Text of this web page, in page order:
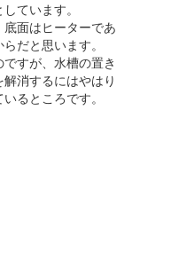
ています。
面はヒーターであ
だと思います。
すが、水槽の置き
消するにはやはり
るところです。